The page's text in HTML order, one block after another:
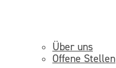
Über uns
Offene Stellen